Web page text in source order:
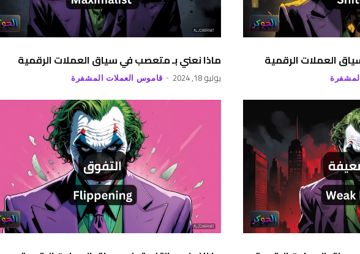
العملات الرقمية ماذا نعني بـ متعصب في سياق العملات الرقمية
يوليو 18, 2024 قاموس العملات المشفرة